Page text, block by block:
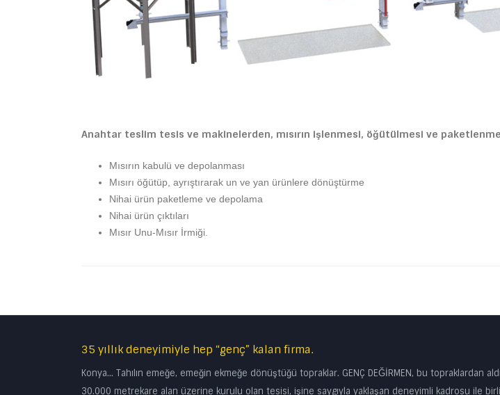
Anahtar teslim tesis ve makinelerden, mısırın işlenmesi, öğütülmesi ve
Mısırın kabulü ve depolanması
Mısırı öğütüp, ayrıştırarak un ve yan ürünlere dönüştürme
Nihai ürün paketleme ve depolama
Nihai ürün çıktıları
Mısır Unu-Mısır İrmiği.
35 yıllık deneyimiyle hep “genç” kalan firma.
Konya… Tahılın emeğe, emeğin ekmeğe dönüştüğü topraklar. GENÇ DEĞİRMEN, bu topraklardan
30.000 metrekare alan üzerine kurulu olan tesisi, işine saygıyla yaklaşan deneyimli kadrosu ile